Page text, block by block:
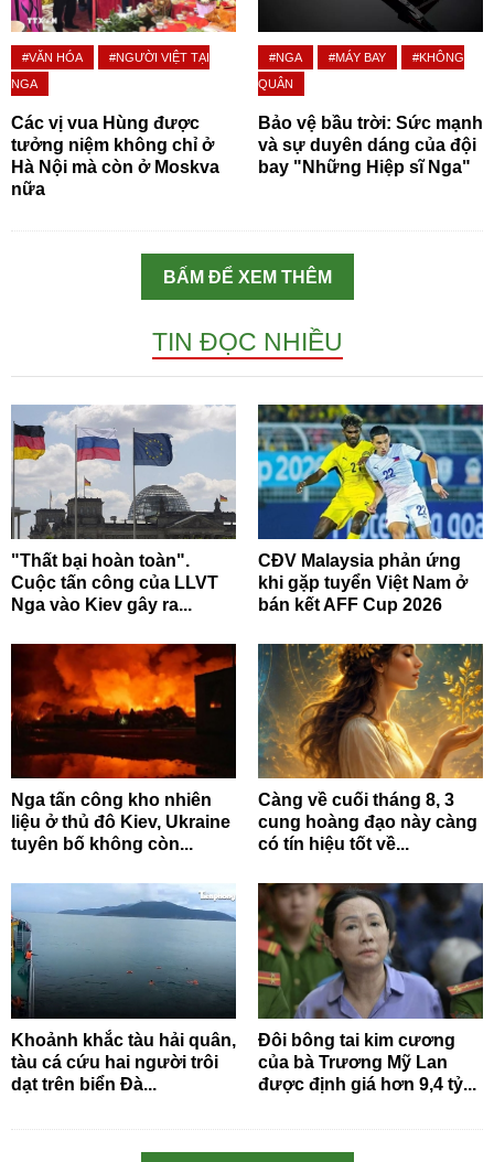
#VĂN HÓA
#NGƯỜI VIỆT TẠI
NGA
Các vị vua Hùng được
tưởng niệm không chỉ ở
Hà Nội mà còn ở Moskva
nữa
#NGA #MÁY BAY
#KHÔNG
QUÂN
Bảo vệ bầu trời: Sức mạnh
và sự duyên dáng của đội
bay "Những Hiệp sĩ Nga"
BẤM ĐỂ XEM THÊM
TIN ĐỌC NHIỀU
"Thất bại hoàn toàn".
Cuộc tấn công của LLVT
Nga vào Kiev gây ra...
CĐV Malaysia phản ứng
khi gặp tuyển Việt Nam ở
bán kết AFF Cup 2026
Nga tấn công kho nhiên
liệu ở thủ đô Kiev, Ukraine
tuyên bố không còn...
Càng về cuối tháng 8, 3
cung hoàng đạo này càng
có tín hiệu tốt về...
Khoảnh khắc tàu hải quân,
tàu cá cứu hai người trôi
dạt trên biển Đà...
Đôi bông tai kim cương
của bà Trương Mỹ Lan
được định giá hơn 9,4 tỷ...